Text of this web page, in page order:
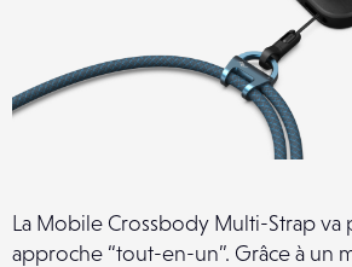
La Mobile Crossbody Multi-Strap va
approche “tout-en-un”. Grâce à un